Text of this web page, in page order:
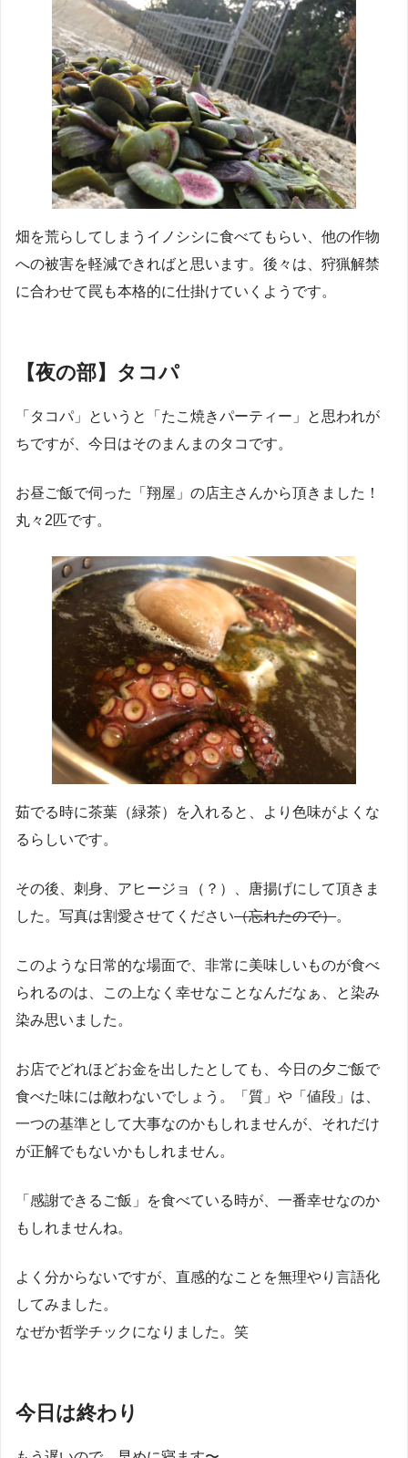
畑を荒らしてしまうイノシシに食べてもらい、他の作物
への被害を軽減できればと思います。後々は、狩猟解禁
に合わせて罠も本格的に仕掛けていくようです。
【夜の部】タコパ
「タコパ」というと「たこ焼きパーティー」と思われが
ちですが、今日はそのまんまのタコです。
お昼ご飯で伺った「翔屋」の店主さんから頂きました！
丸々2匹です。
茹でる時に茶葉（緑茶）を入れると、より色味がよくな
るらしいです。
その後、刺身、アヒージョ（？）、唐揚げにして頂きま
した。写真は割愛させてください（忘れたので）。
このような日常的な場面で、非常に美味しいものが食べ
られるのは、この上なく幸せなことなんだなぁ、と染み
染み思いました。
お店でどれほどお金を出したとしても、今日の夕ご飯で
食べた味には敵わないでしょう。「質」や「値段」は、
一つの基準として大事なのかもしれませんが、それだけ
が正解でもないかもしれません。
「感謝できるご飯」を食べている時が、一番幸せなのか
もしれませんね。
よく分からないですが、直感的なことを無理やり言語化
してみました。
なぜか哲学チックになりました。笑
今日は終わり